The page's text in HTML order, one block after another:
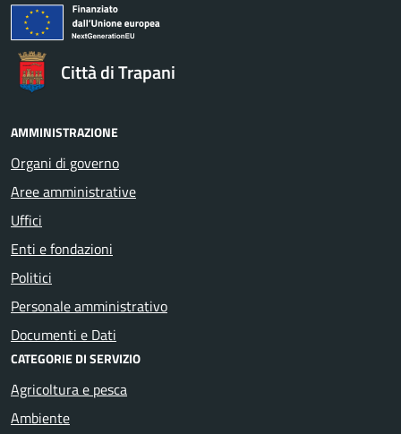
Città di Trapani
AMMINISTRAZIONE
Organi di governo
Aree amministrative
Uffici
Enti e fondazioni
Politici
Personale amministrativo
Documenti e Dati
CATEGORIE DI SERVIZIO
Agricoltura e pesca
Ambiente